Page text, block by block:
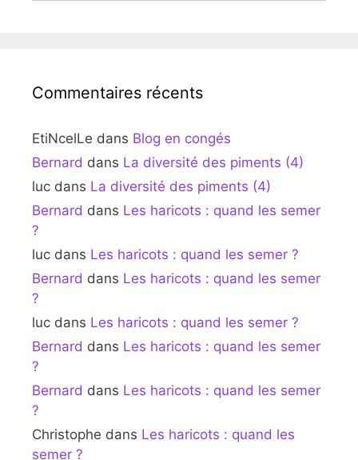
Commentaires récents
EtiNcelLe dans Blog en congés
Bernard dans La diversité des piments (4)
luc dans La diversité des piments (4)
Bernard dans Les haricots : quand les semer
?
luc dans Les haricots : quand les semer ?
Bernard dans Les haricots : quand les semer
?
luc dans Les haricots : quand les semer ?
Bernard dans Les haricots : quand les semer
?
Bernard dans Les haricots : quand les semer
?
Christophe dans Les haricots : quand les
semer ?